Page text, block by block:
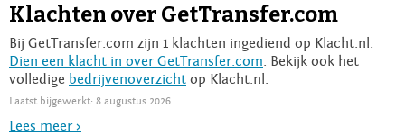
Login
Klachten over GetTransfer.com
Bij GetTransfer.com zijn 1 klachten ingediend op Klacht.nl.
Dien een klacht in over GetTransfer.com . Bekijk ook het
volledige bedrijvenoverzicht op Klacht.nl.
Laatst bijgewerkt: 8 augustus 2026
Lees meer >